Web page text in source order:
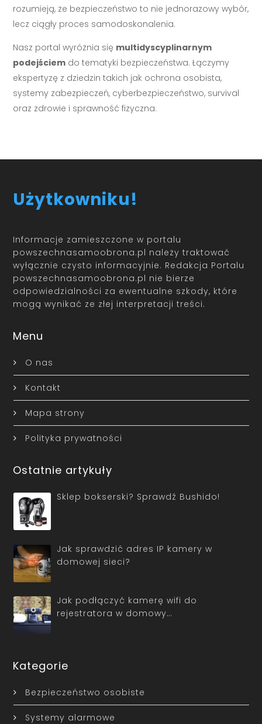
rozumieją, że bezpieczeństwo to nie jednorazowy wybór,
lecz ciągły proces samodoskonalenia.
Nasz portal wyróżnia się multidyscyplinarnym
podejściem do tematyki bezpieczeństwa. Łączymy
ekspertyzę z dziedzin takich jak ochrona osobista,
systemy zabezpieczeń, cyberbezpieczeństwo, survival
oraz zdrowie i sprawność fizyczna.
Użytkowniku!
Informacje zamieszczone w portalu
powszechnasamoobrona.pl należy traktować
wyłącznie czysto informacyjnie. Redakcja Portalu
powszechnasamoobrona.pl nie bierze
odpowiedzialności za ewentualne szkody, które
mogą wynikać ze złej interpretacji treści.
Menu
O nas
Kontakt
Mapa strony
Polityka prywatności
Ostatnie artykuły
Sklep bokserski? Sprawdź Bushido!
Jak sprawdzić adres IP kamery w
domowej sieci?
Jak podłączyć kamerę wifi do
rejestratora w domowy…
Kategorie
Bezpieczeństwo osobiste
Systemy alarmowe